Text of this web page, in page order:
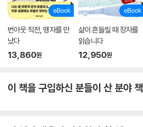
번아웃 직전, 맹자를 만
났다
13,860원
삶이 흔들릴 때 장자를
읽습니다
12,950원
이 책을 구입하신 분들이 산 분야 책